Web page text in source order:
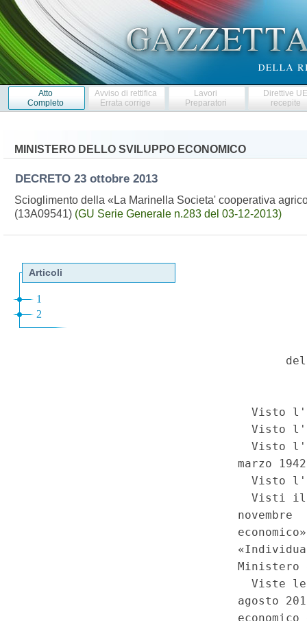
Atto
Completo
Avviso di rettifica
Errata corrige
Lavori
Preparatori
Direttive
recepite
MINISTERO DELLO SVILUPPO ECONOMICO
DECRETO 23 ottobre 2013
Scioglimento della «La Marinella Societa' cooperativa
(13A09541) (GU Serie Generale n.283 del 03-12-2013)